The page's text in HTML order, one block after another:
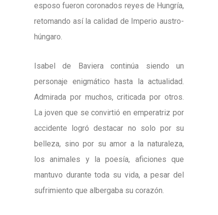
esposo fueron coronados reyes de Hungría,
retomando así la calidad de Imperio austro-
húngaro.
Isabel de Baviera continúa siendo un
personaje enigmático hasta la actualidad.
Admirada por muchos, criticada por otros.
La joven que se convirtió en emperatriz por
accidente logró destacar no solo por su
belleza, sino por su amor a la naturaleza,
los animales y la poesía, aficiones que
mantuvo durante toda su vida, a pesar del
sufrimiento que albergaba su corazón.